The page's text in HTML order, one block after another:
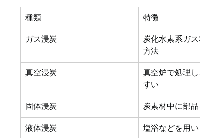
種類 特徴
ガス浸炭
炭化水素系ガ
方法
真空浸炭
真空炉で処理
すい
固体浸炭 炭素材中に部
液体浸炭 塩浴などを用